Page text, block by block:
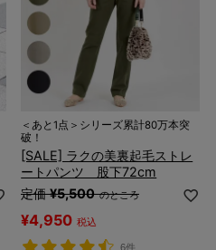
＜あと1点＞シリーズ累計80万本突
破！
[SALE] ラクの美裏起毛ストレ
ートパンツ 股下72cm
定価 ¥5,500 のところ
¥4,950 税込
6件